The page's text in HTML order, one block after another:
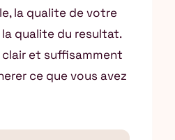
la qualite de votre
qualite du resultat.
et suffisamment
ce que vous avez